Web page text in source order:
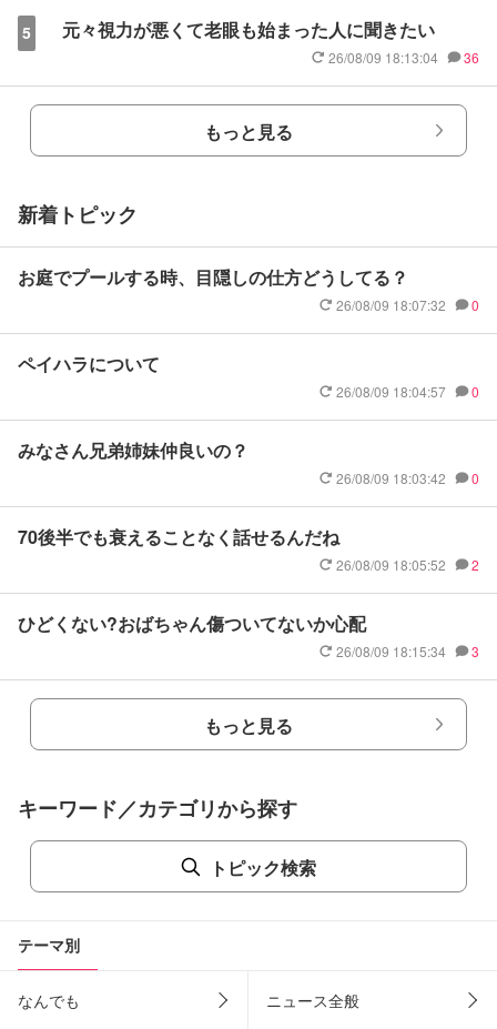
5 元々視力が悪くて老眼も始まった人に聞きたい
26/08/09 18:13:04 36
もっと見る
新着トピック
お庭でプールする時、目隠しの仕方どうしてる？
26/08/09 18:07:32 0
ペイハラについて
26/08/09 18:04:57 0
みなさん兄弟姉妹仲良いの？
26/08/09 18:03:42 0
70後半でも衰えることなく話せるんだね
26/08/09 18:05:52 2
ひどくない?おばちゃん傷ついてないか心配
26/08/09 18:15:34 3
もっと見る
キーワード／カテゴリから探す
トピック検索
テーマ別
なんでも ニュース全般